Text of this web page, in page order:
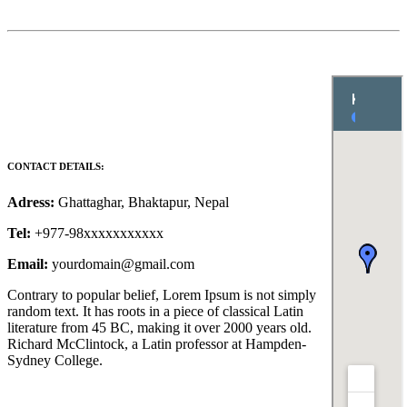
CONTACT DETAILS:
Adress: Ghattaghar, Bhaktapur, Nepal
Tel: +977-98xxxxxxxxxxx
Email: yourdomain@gmail.com
Contrary to popular belief, Lorem Ipsum is not simply
random text. It has roots in a piece of classical Latin
literature from 45 BC, making it over 2000 years old.
Richard McClintock, a Latin professor at Hampden-
Sydney College.